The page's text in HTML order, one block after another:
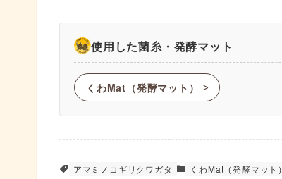
使用した菌糸・発酵マット
くわMat（発酵マット） ᐳ
アマミノコギリクワガタ くわMat（発酵マット）